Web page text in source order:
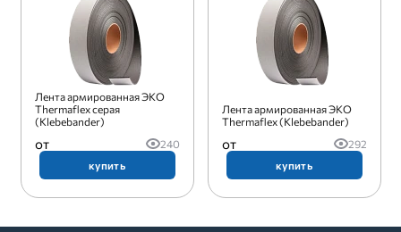
Лента армированная ЭКО
Thermaflex серая
(Klebebander)
240
купить
Лента армированная ЭКО
Thermaflex (Klebebander)
292
купить